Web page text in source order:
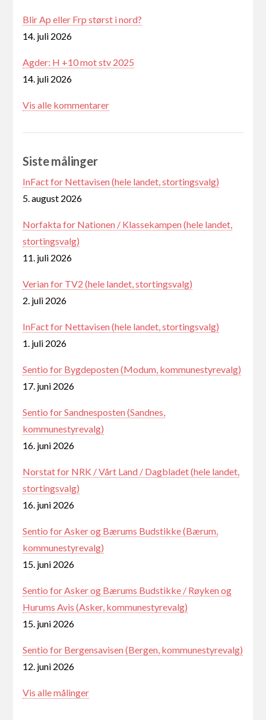
Blir Ap eller Frp størst i nord?
14. juli 2026
Agder: H +10 mot stv 2025
14. juli 2026
Vis alle kommentarer
Siste målinger
InFact for Nettavisen (hele landet, stortingsvalg)
5. august 2026
Norfakta for Nationen / Klassekampen (hele landet,
stortingsvalg)
11. juli 2026
Verian for TV2 (hele landet, stortingsvalg)
2. juli 2026
InFact for Nettavisen (hele landet, stortingsvalg)
1. juli 2026
Sentio for Bygdeposten (Modum, kommunestyrevalg)
17. juni 2026
Sentio for Sandnesposten (Sandnes,
kommunestyrevalg)
16. juni 2026
Norstat for NRK / Vårt Land / Dagbladet (hele landet,
stortingsvalg)
16. juni 2026
Sentio for Asker og Bærums Budstikke (Bærum,
kommunestyrevalg)
15. juni 2026
Sentio for Asker og Bærums Budstikke / Røyken og
Hurums Avis (Asker, kommunestyrevalg)
15. juni 2026
Sentio for Bergensavisen (Bergen, kommunestyrevalg)
12. juni 2026
Vis alle målinger